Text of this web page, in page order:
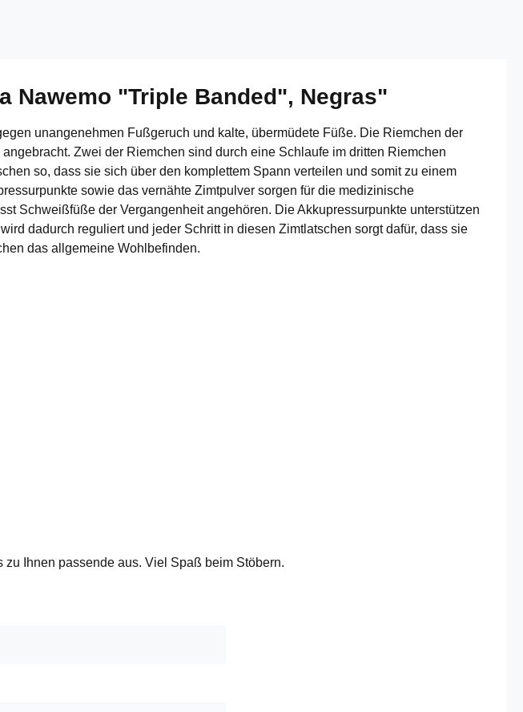
Nawemo "Triple Banded", Negras"
unangenehmen Fußgeruch und kalte, übermüdete Füße. Die Riemchen der
Zwei der Riemchen sind durch eine Schlaufe im dritten Riemchen
so, dass sie sich über den komplettem Spann verteilen und somit zu einem
sowie das vernähte Zimtpulver sorgen für die medizinische
Schweißfüße der Vergangenheit angehören. Die Akkupressurpunkte unterstützen
dadurch reguliert und jeder Schritt in diesen Zimtlatschen sorgt dafür, dass sie
das allgemeine Wohlbefinden.
Ihnen passende aus. Viel Spaß beim Stöbern.